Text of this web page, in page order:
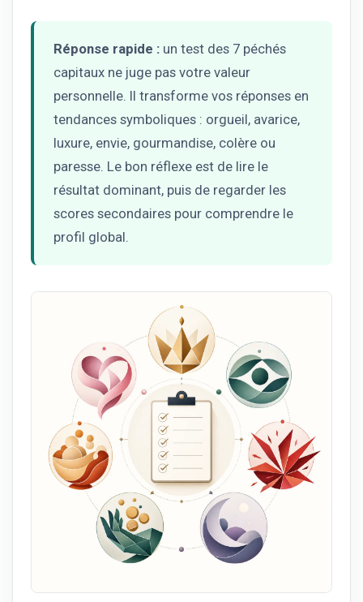
Réponse rapide :un test des 7 péchés
capitaux ne juge pas votre valeur
personnelle. Il transforme vos réponses en
tendances symboliques : orgueil, avarice,
luxure, envie, gourmandise, colère ou
paresse. Le bon réflexe est de lire le
résultat dominant, puis de regarder les
scores secondaires pour comprendre le
profil global.